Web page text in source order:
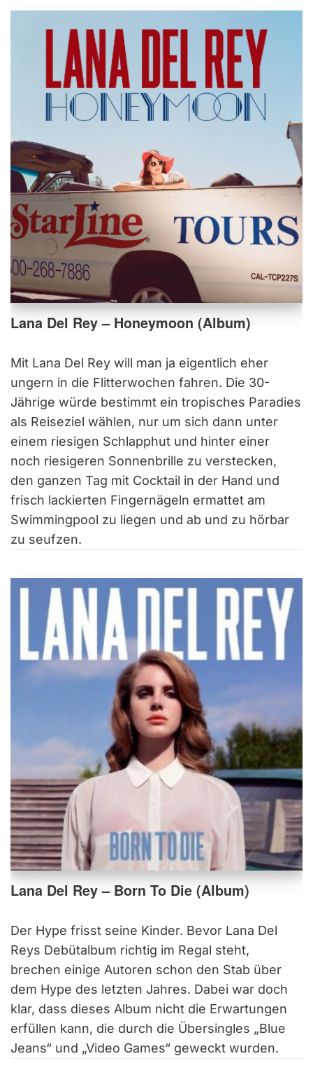
Lana Del Rey – Honeymoon (Album)
Mit Lana Del Rey will man ja eigentlich eher
ungern in die Flitterwochen fahren. Die 30-
Jährige würde bestimmt ein tropisches Paradies
als Reiseziel wählen, nur um sich dann unter
einem riesigen Schlapphut und hinter einer
noch riesigeren Sonnenbrille zu verstecken,
den ganzen Tag mit Cocktail in der Hand und
frisch lackierten Fingernägeln ermattet am
Swimmingpool zu liegen und ab und zu hörbar
zu seufzen.
Lana Del Rey – Born To Die (Album)
Der Hype frisst seine Kinder. Bevor Lana Del
Reys Debütalbum richtig im Regal steht,
brechen einige Autoren schon den Stab über
dem Hype des letzten Jahres. Dabei war doch
klar, dass dieses Album nicht die Erwartungen
erfüllen kann, die durch die Übersingles „Blue
Jeans“ und „Video Games“ geweckt wurden.